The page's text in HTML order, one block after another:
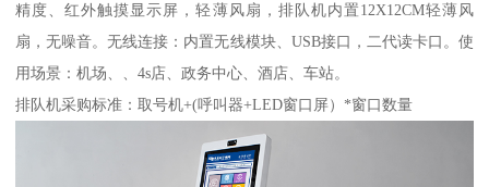
精度、红外触摸显示屏，轻薄风扇，排队机内置12X12CM轻薄风
扇，无噪音。无线连接：内置无线模块、USB接口，二代读卡口。使
用场景：机场、、4s店、政务中心、酒店、车站。
排队机采购标准：取号机+(呼叫器+LED窗口屏）*窗口数量